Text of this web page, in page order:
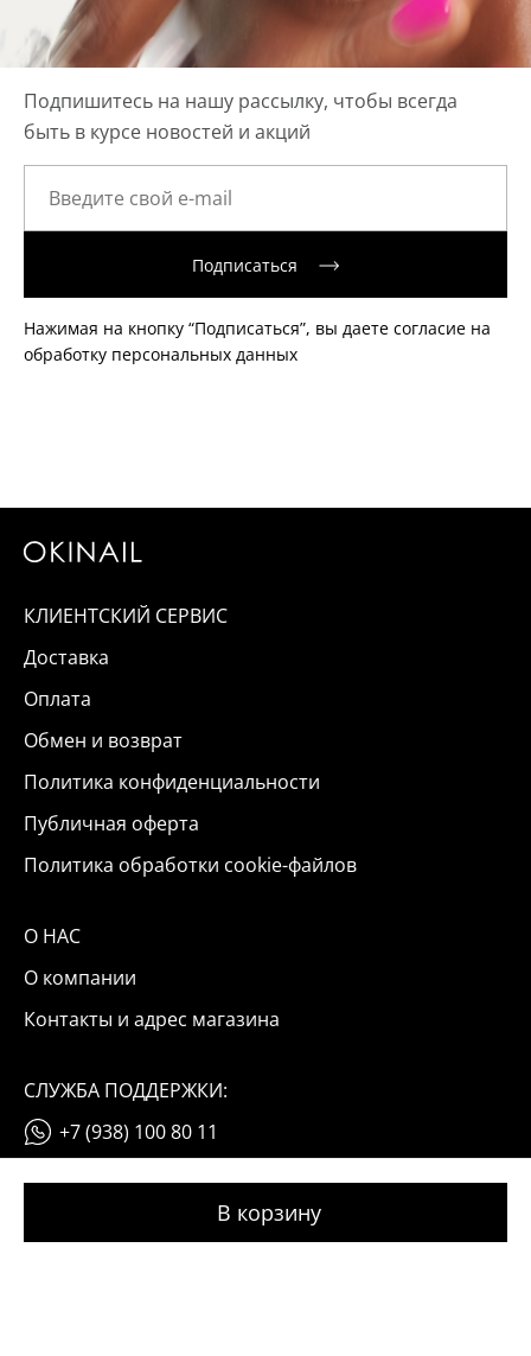
Подпишитесь на нашу рассылку, чтобы всегда
быть в курсе новостей и акций
Подписаться
Нажимая на кнопку “Подписаться”, вы даете согласие на
обработку персональных данных
КЛИЕНТСКИЙ СЕРВИС
Доставка
Оплата
Обмен и возврат
Политика конфиденциальности
Публичная оферта
Политика обработки cookie-файлов
О НАС
О компании
Контакты и адрес магазина
СЛУЖБА ПОДДЕРЖКИ:
+7 (938) 100 80 11
© 2026 OKINAIL